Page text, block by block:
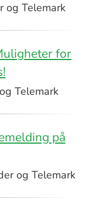
og Telemark
for
Telemark
på
og Telemark